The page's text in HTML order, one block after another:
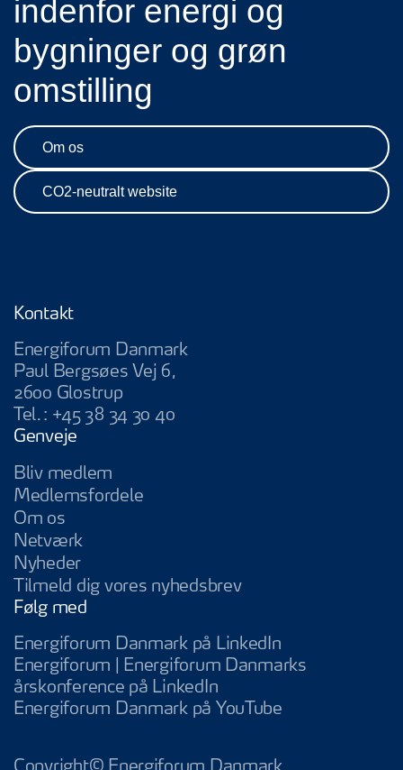
indenfor energi og
bygninger og grøn
omstilling
Om os
CO2-neutralt website
Kontakt
Energiforum Danmark
Paul Bergsøes Vej 6,
2600 Glostrup
Tel.: +45 38 34 30 40
Genveje
Bliv medlem
Medlemsfordele
Om os
Netværk
Nyheder
Tilmeld dig vores nyhedsbrev
Følg med
Energiforum Danmark på LinkedInEnergiforum
Energiforum | Energiforum Danmarks
årskonference på LinkedInEnergiforum |
Energiforum Danmark på YouTubeEnergiforum